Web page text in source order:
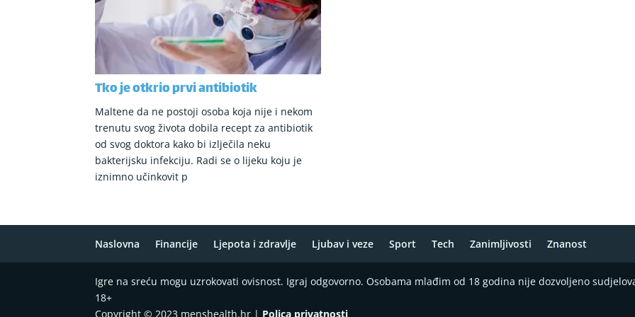
Tko je otkrio prvi antibiotik
Maltene da ne postoji osoba koja nije i nekom
trenutu svog života dobila recept za antibiotik
od svog doktora kako bi izlječila neku
bakterijsku infekciju. Radi se o lijeku koju je
iznimno učinkovit p
Naslovna Financije Ljepota i zdravlje Ljubav i veze Sport Tech Zanimljivosti Znanost
Igre na sreću mogu uzrokovati ovisnost. Igraj odgovorno. Osobama mlađim od 18 godina nije dozvoljeno
18+
Copyright © 2023 menshealth.hr | Polica privatnosti